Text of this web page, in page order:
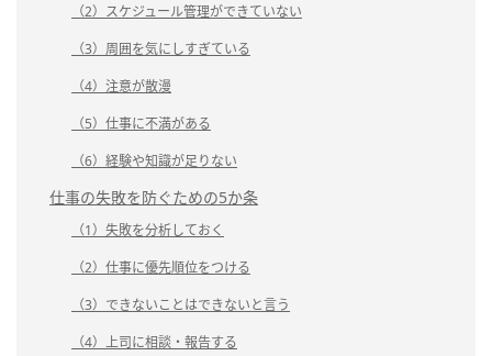
（2）スケジュール管理ができていない
（3）周囲を気にしすぎている
（4）注意が散漫
（5）仕事に不満がある
（6）経験や知識が足りない
仕事の失敗を防ぐための5か条
（1）失敗を分析しておく
（2）仕事に優先順位をつける
（3）できないことはできないと言う
（4）上司に相談・報告する